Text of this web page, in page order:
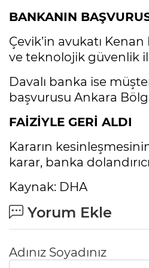
BANKANIN
Çevik’in avukatı
ve teknolojik güvenlik
Davalı banka ise
başvurusu Ankara
FAİZİYLE GERİ ALDI
Kararın
karar, banka
Kaynak: DHA
Yorum Ekle
Adınız Soyadınız